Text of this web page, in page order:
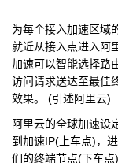
为每个接入加速区域
就近从接入点进入阿
加速可以智能选择路
访问请求送达至最佳
效果。 (引述阿里云)
阿里云的全球加速设
到加速IP(上车点)，
们的终端节点(下车